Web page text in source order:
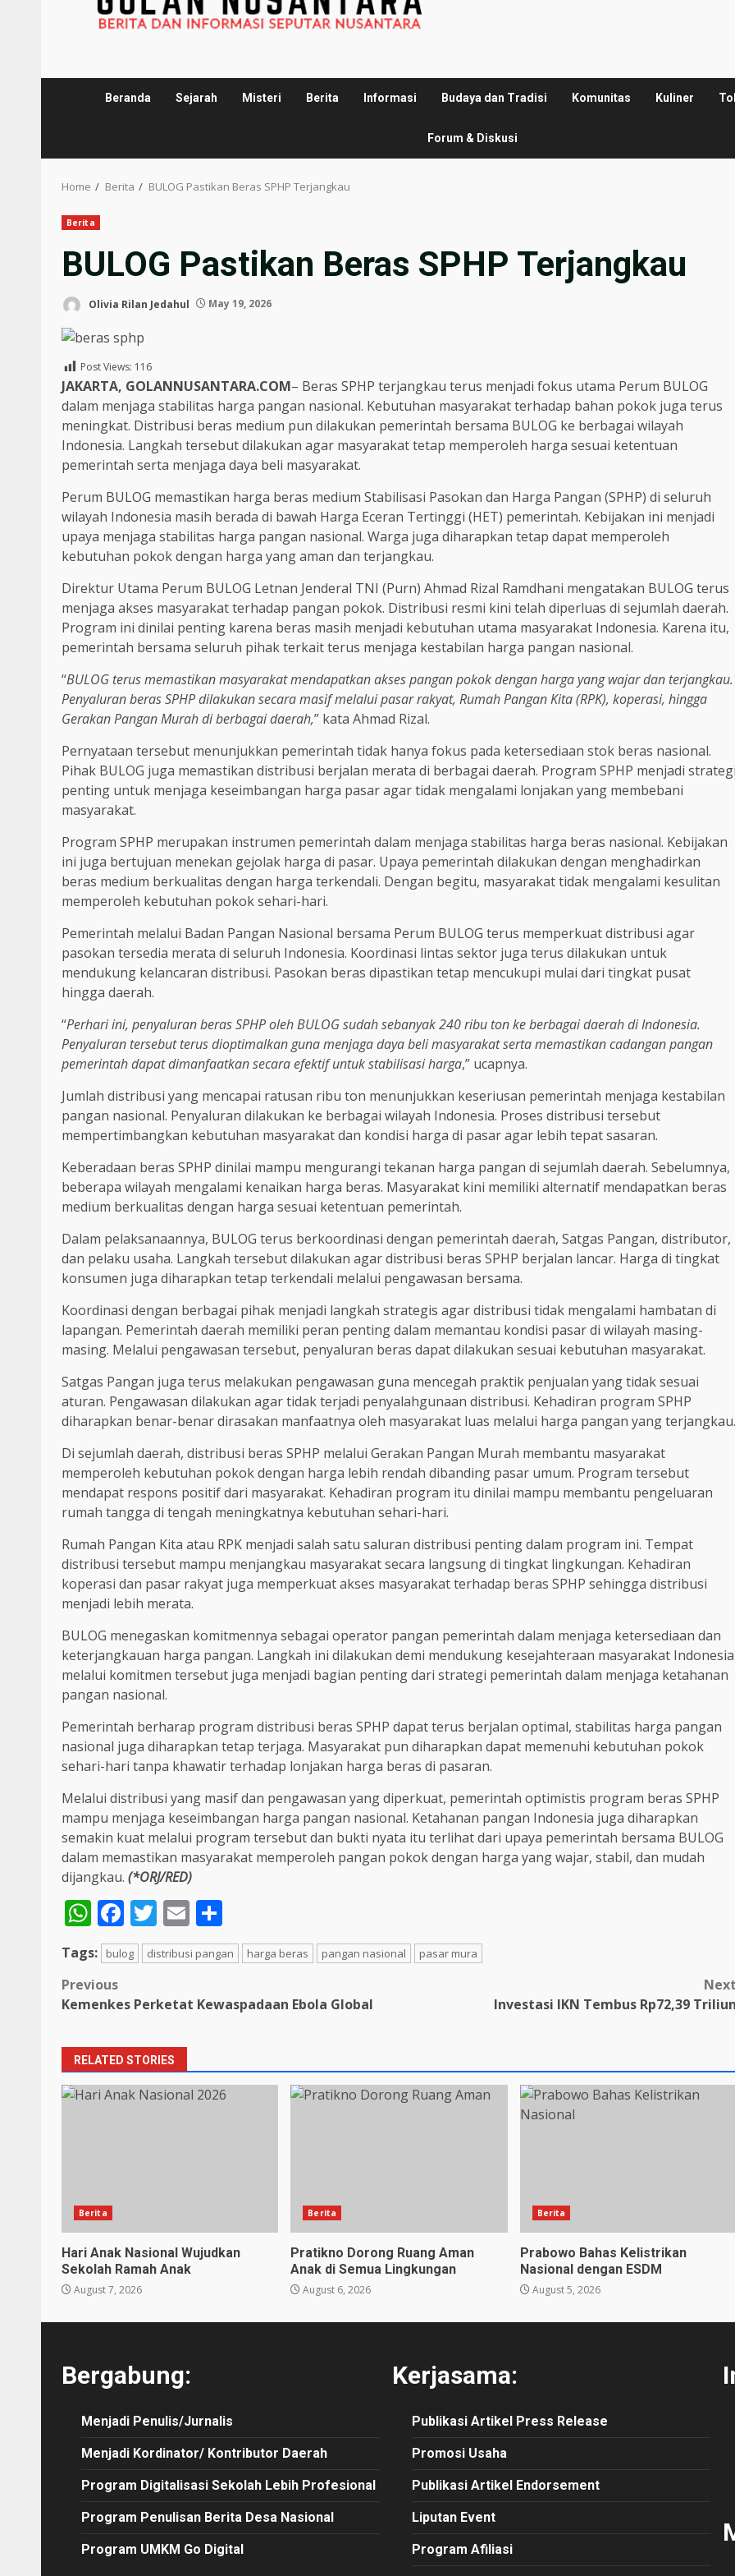
Beranda Sejarah Misteri Berita Informasi Budaya dan Tradisi Komunitas Kuliner
Forum & Diskusi
Home Berita BULOG Pastikan Beras SPHP Terjangkau
Berita
BULOG Pastikan Beras SPHP Terjangkau
Olivia Rilan Jedahul May 19, 2026
Post Views: 116
JAKARTA, GOLANNUSANTARA.COM– Beras SPHP terjangkau terus menjadi fokus utama Perum BULOG
dalam menjaga stabilitas harga pangan nasional. Kebutuhan masyarakat terhadap bahan pokok juga terus
meningkat. Distribusi beras medium pun dilakukan pemerintah bersama BULOG ke berbagai wilayah
Indonesia. Langkah tersebut dilakukan agar masyarakat tetap memperoleh harga sesuai ketentuan
pemerintah serta menjaga daya beli masyarakat.
Perum BULOG memastikan harga beras medium Stabilisasi Pasokan dan Harga Pangan (SPHP) di seluruh
wilayah Indonesia masih berada di bawah Harga Eceran Tertinggi (HET) pemerintah. Kebijakan ini menjadi
upaya menjaga stabilitas harga pangan nasional. Warga juga diharapkan tetap dapat memperoleh
kebutuhan pokok dengan harga yang aman dan terjangkau.
Direktur Utama Perum BULOG Letnan Jenderal TNI (Purn) Ahmad Rizal Ramdhani mengatakan BULOG terus
menjaga akses masyarakat terhadap pangan pokok. Distribusi resmi kini telah diperluas di sejumlah daerah.
Program ini dinilai penting karena beras masih menjadi kebutuhan utama masyarakat Indonesia. Karena itu,
pemerintah bersama seluruh pihak terkait terus menjaga kestabilan harga pangan nasional.
“BULOG terus memastikan masyarakat mendapatkan akses pangan pokok dengan harga yang wajar dan terjangkau.
Penyaluran beras SPHP dilakukan secara masif melalui pasar rakyat, Rumah Pangan Kita (RPK), koperasi, hingga
Gerakan Pangan Murah di berbagai daerah,” kata Ahmad Rizal.
Pernyataan tersebut menunjukkan pemerintah tidak hanya fokus pada ketersediaan stok beras nasional.
Pihak BULOG juga memastikan distribusi berjalan merata di berbagai daerah. Program SPHP menjadi
penting untuk menjaga keseimbangan harga pasar agar tidak mengalami lonjakan yang membebani
masyarakat.
Program SPHP merupakan instrumen pemerintah dalam menjaga stabilitas harga beras nasional. Kebijakan
ini juga bertujuan menekan gejolak harga di pasar. Upaya pemerintah dilakukan dengan menghadirkan
beras medium berkualitas dengan harga terkendali. Dengan begitu, masyarakat tidak mengalami kesulitan
memperoleh kebutuhan pokok sehari-hari.
Pemerintah melalui Badan Pangan Nasional bersama Perum BULOG terus memperkuat distribusi agar
pasokan tersedia merata di seluruh Indonesia. Koordinasi lintas sektor juga terus dilakukan untuk
mendukung kelancaran distribusi. Pasokan beras dipastikan tetap mencukupi mulai dari tingkat pusat
hingga daerah.
“Perhari ini, penyaluran beras SPHP oleh BULOG sudah sebanyak 240 ribu ton ke berbagai daerah di Indonesia.
Penyaluran tersebut terus dioptimalkan guna menjaga daya beli masyarakat serta memastikan cadangan pangan
pemerintah dapat dimanfaatkan secara efektif untuk stabilisasi harga,” ucapnya.
Jumlah distribusi yang mencapai ratusan ribu ton menunjukkan keseriusan pemerintah menjaga kestabilan
pangan nasional. Penyaluran dilakukan ke berbagai wilayah Indonesia. Proses distribusi tersebut
mempertimbangkan kebutuhan masyarakat dan kondisi harga di pasar agar lebih tepat sasaran.
Keberadaan beras SPHP dinilai mampu mengurangi tekanan harga pangan di sejumlah daerah. Sebelumnya,
beberapa wilayah mengalami kenaikan harga beras. Masyarakat kini memiliki alternatif mendapatkan beras
medium berkualitas dengan harga sesuai ketentuan pemerintah.
Dalam pelaksanaannya, BULOG terus berkoordinasi dengan pemerintah daerah, Satgas Pangan, distributor,
dan pelaku usaha. Langkah tersebut dilakukan agar distribusi beras SPHP berjalan lancar. Harga di tingkat
konsumen juga diharapkan tetap terkendali melalui pengawasan bersama.
Koordinasi dengan berbagai pihak menjadi langkah strategis agar distribusi tidak mengalami hambatan di
lapangan. Pemerintah daerah memiliki peran penting dalam memantau kondisi pasar di wilayah masing-
masing. Melalui pengawasan tersebut, penyaluran beras dapat dilakukan sesuai kebutuhan masyarakat.
Satgas Pangan juga terus melakukan pengawasan guna mencegah praktik penjualan yang tidak sesuai
aturan. Pengawasan dilakukan agar tidak terjadi penyalahgunaan distribusi. Kehadiran program SPHP
diharapkan benar-benar dirasakan manfaatnya oleh masyarakat luas melalui harga pangan yang terjangkau.
Di sejumlah daerah, distribusi beras SPHP melalui Gerakan Pangan Murah membantu masyarakat
memperoleh kebutuhan pokok dengan harga lebih rendah dibanding pasar umum. Program tersebut
mendapat respons positif dari masyarakat. Kehadiran program itu dinilai mampu membantu pengeluaran
rumah tangga di tengah meningkatnya kebutuhan sehari-hari.
Rumah Pangan Kita atau RPK menjadi salah satu saluran distribusi penting dalam program ini. Tempat
distribusi tersebut mampu menjangkau masyarakat secara langsung di tingkat lingkungan. Kehadiran
koperasi dan pasar rakyat juga memperkuat akses masyarakat terhadap beras SPHP sehingga distribusi
menjadi lebih merata.
BULOG menegaskan komitmennya sebagai operator pangan pemerintah dalam menjaga ketersediaan dan
keterjangkauan harga pangan. Langkah ini dilakukan demi mendukung kesejahteraan masyarakat Indonesia
melalui komitmen tersebut juga menjadi bagian penting dari strategi pemerintah dalam menjaga ketahanan
pangan nasional.
Pemerintah berharap program distribusi beras SPHP dapat terus berjalan optimal, stabilitas harga pangan
nasional juga diharapkan tetap terjaga. Masyarakat pun diharapkan dapat memenuhi kebutuhan pokok
sehari-hari tanpa khawatir terhadap lonjakan harga beras di pasaran.
Melalui distribusi yang masif dan pengawasan yang diperkuat, pemerintah optimistis program beras SPHP
mampu menjaga keseimbangan harga pangan nasional. Ketahanan pangan Indonesia juga diharapkan
semakin kuat melalui program tersebut dan bukti nyata itu terlihat dari upaya pemerintah bersama BULOG
dalam memastikan masyarakat memperoleh pangan pokok dengan harga yang wajar, stabil, dan mudah
dijangkau. (*ORJ/RED)
WhatsApp
Facebook
Twitter
Email
Tags: bulog distribusi pangan harga beras pangan nasional pasar mura
Post
Previous
Kemenkes Perketat Kewaspadaan Ebola Global
Investasi IKN Tembus Rp72,39
RELATED STORIES
Berita
Hari Anak Nasional Wujudkan
Sekolah Ramah Anak
August 7, 2026
Berita
Pratikno Dorong Ruang Aman
Anak di Semua Lingkungan
August 6, 2026
Berita
Prabowo Bahas Kelistrikan
Nasional dengan ESDM
August 5, 2026
Bergabung:
Menjadi Penulis/Jurnalis
Menjadi Kordinator/ Kontributor Daerah
Program Digitalisasi Sekolah Lebih Profesional
Program Penulisan Berita Desa Nasional
Program UMKM Go Digital
Kerjasama:
Publikasi Artikel Press Release
Promosi Usaha
Publikasi Artikel Endorsement
Liputan Event
Program Afiliasi